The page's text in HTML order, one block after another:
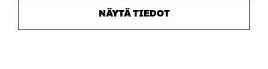
NÄYTÄ TIEDOT
Saavutettavuusseloste
Asiakirjajulkisuus